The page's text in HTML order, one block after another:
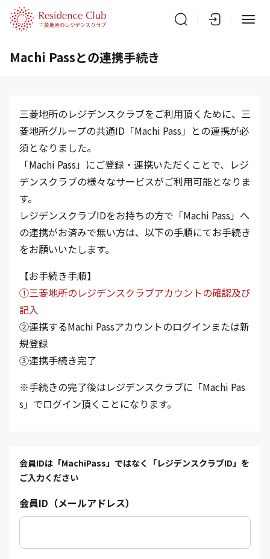
Machi Passとの連携手続き
三菱地所のレジデンスクラブをご利用頂くために、三
菱地所グループの共通ID「Machi Pass」との連携が必
須となりました。
「Machi Pass」にご登録・連携いただくことで、レジ
デンスクラブの様々なサービスがご利用可能となりま
す。
レジデンスクラブIDをお持ちの方で「Machi Pass」へ
の連携がお済みで無い方は、以下の手順にてお手続き
をお願いいたします。
【お手続き手順】
①三菱地所のレジデンスクラブアカウントの確認及び
記入
②連携するMachi Passアカウントのログインまたは新
規登録
③連携手続き完了
※手続きの完了後はレジデンスクラブに「Machi Pas
s」でログイン頂くことになります。
会員IDは「MachiPass」ではなく「レジデンスクラブID」を
ご入力ください
会員ID（メールアドレス）